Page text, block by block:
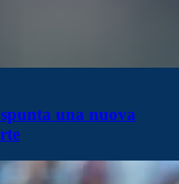
una nuova